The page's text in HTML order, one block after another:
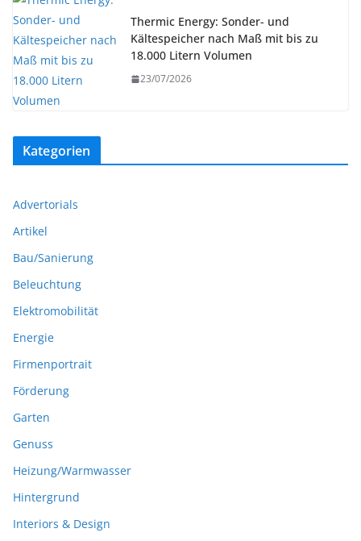
Thermic Energy: Sonder- und
Kältespeicher nach Maß mit bis zu
18.000 Litern Volumen
23/07/2026
Kategorien
Advertorials
Artikel
Bau/Sanierung
Beleuchtung
Elektromobilität
Energie
Firmenportrait
Förderung
Garten
Genuss
Heizung/Warmwasser
Hintergrund
Interiors & Design